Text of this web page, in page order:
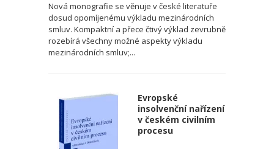
Nová monografie se věnuje v české literatuře
dosud opomíjenému výkladu mezinárodních
smluv. Kompaktní a přece čtivý výklad zevrubně
rozebírá všechny možné aspekty výkladu
mezinárodních smluv;...
Evropské
insolvenční nařízení
v českém civilním
procesu